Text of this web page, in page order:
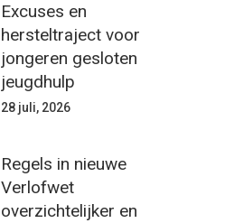
Excuses en
hersteltraject voor
jongeren gesloten
jeugdhulp
28 juli, 2026
Regels in nieuwe
Verlofwet
overzichtelijker en